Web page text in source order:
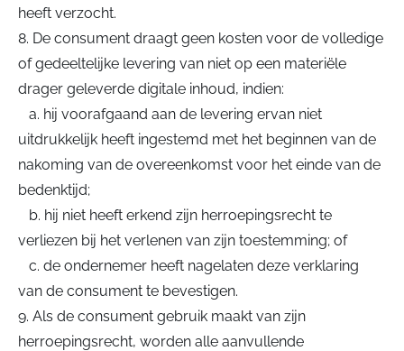
heeft verzocht.
8. De consument draagt geen kosten voor de volledige
of gedeeltelijke levering van niet op een materiële
drager geleverde digitale inhoud, indien:
a. hij voorafgaand aan de levering ervan niet
uitdrukkelijk heeft ingestemd met het beginnen van de
nakoming van de overeenkomst voor het einde van de
bedenktijd;
b. hij niet heeft erkend zijn herroepingsrecht te
verliezen bij het verlenen van zijn toestemming; of
c. de ondernemer heeft nagelaten deze verklaring
van de consument te bevestigen.
9. Als de consument gebruik maakt van zijn
herroepingsrecht, worden alle aanvullende